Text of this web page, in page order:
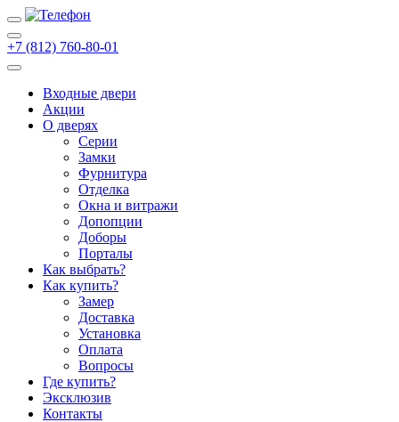
+7 (812) 760-80-01
Входные двери
Акции
О дверях
Cерии
Замки
Фурнитура
Отделка
Окна и витражи
Допопции
Доборы
Порталы
Как выбрать?
Как купить?
Замер
Доставка
Установка
Оплата
Вопросы
Где купить?
Эксклюзив
Контакты